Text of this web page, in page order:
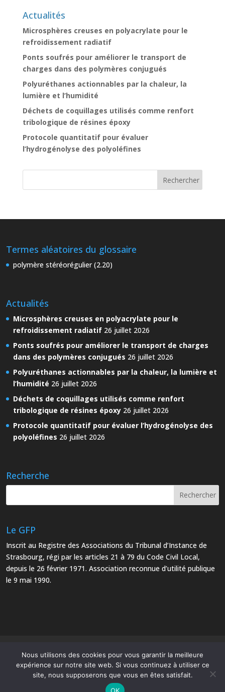
Actualités
Microsphères creuses en polyacrylate pour le
refroidissement radiatif
Ponts soufrés pour améliorer le transport de
charges dans des polymères conjugués
Polyuréthanes actionnables par la chaleur, la
lumière et l’humidité
Déchets de coquillages utilisés comme renfort
tribologique de résines époxy
Protocole quantitatif pour évaluer
l’hydrogénolyse des polyoléfines
Termes aléatoires du glossaire
polymère stéréorégulier (2.20)
Actualités
Microsphères creuses en polyacrylate pour le
refroidissement radiatif 26 juillet 2026
Ponts soufrés pour améliorer le transport de charges
dans des polymères conjugués 26 juillet 2026
Polyuréthanes actionnables par la chaleur, la lumière et
l’humidité 26 juillet 2026
Déchets de coquillages utilisés comme renfort
tribologique de résines époxy 26 juillet 2026
Protocole quantitatif pour évaluer l’hydrogénolyse des
polyoléfines 26 juillet 2026
Recherche
Le GFP
Inscrit au Registre des Associations du Tribunal d’Instance de
Strasbourg, régi par les articles 21 à 79 du Code Civil Local,
depuis le 26 février 1971. Association reconnue d’utilité publique
le 9 mai 1990.
Nous utilisons des cookies pour vous garantir la meilleure
expérience sur notre site web. Si vous continuez à utiliser ce
site, nous supposerons que vous en êtes satisfait.
OK